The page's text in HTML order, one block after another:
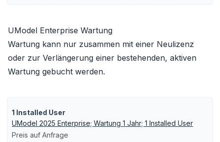
UModel Enterprise Wartung
Wartung kann nur zusammen mit einer Neulizenz
oder zur Verlängerung einer bestehenden, aktiven
Wartung gebucht werden.
1 Installed User
UModel 2025 Enterprise; Wartung 1 Jahr; 1 Installed User
Preis auf Anfrage